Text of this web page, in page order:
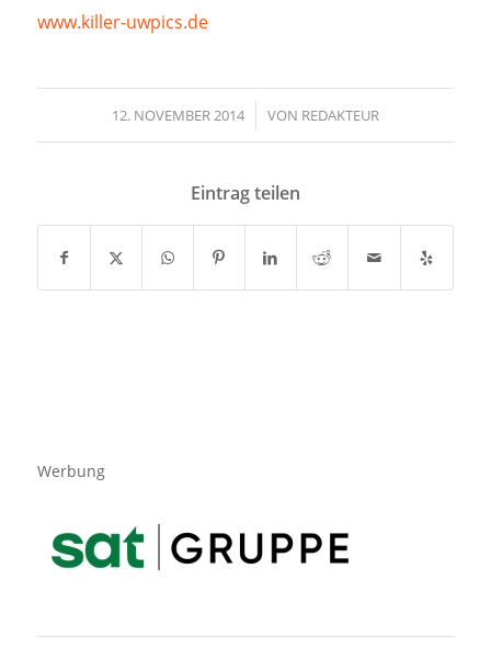
www.killer-uwpics.de
12. NOVEMBER 2014
/ VON REDAKTEUR
Eintrag teilen
Werbung